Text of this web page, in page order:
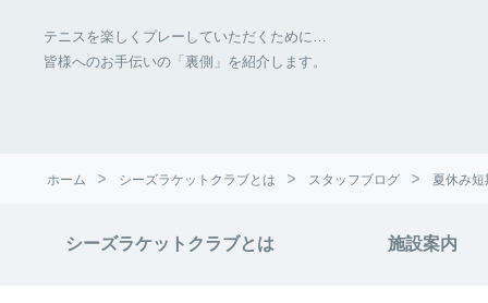
テニスを楽しくプレーしていただくために…
皆様へのお手伝いの「裏側」を紹介します。
ホーム シーズラケットクラブとは スタッフブログ 夏休み
シーズラケットクラブとは 施設案内